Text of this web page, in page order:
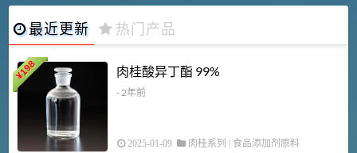
最近更新 热门产品
¥
198 肉桂酸异丁酯 99%
- 2年前
2025-01-09 肉桂系列 | 食品添加剂原料